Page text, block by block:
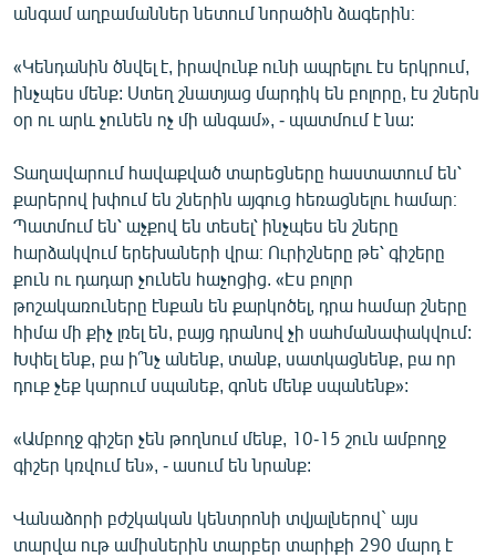
ՓՈԴՔԱՍԹ
Հայերեն
English
ՀԵՏԵՎԵՔ ՄԵԶ
«Ազատության» բոլոր կայքերը
անգամ աղբամաններ նետում նորածին ձագերին։
«Կենդանին ծնվել է, իրավունք ունի ապրելու էս երկրում,
ինչպես մենք: Ստեղ շնատյաց մարդիկ են բոլորը, էս շներն
օր ու արև չունեն ոչ մի անգամ», - պատմում է նա:
Տաղավարում հավաքված տարեցները հաստատում են՝
քարերով խփում են շներին այգուց հեռացնելու համար։
Պատմում են՝ աչքով են տեսել՝ ինչպես են շները
հարձակվում երեխաների վրա։ Ուրիշները թե՝ գիշերը
քուն ու դադար չունեն հաչոցից. «Էս բոլոր
թոշակառուները էնքան են քարկոծել, դրա համար շները
հիմա մի քիչ լռել են, բայց դրանով չի սահմանափակվում:
Խփել ենք, բա ի՞նչ անենք, տանք, սատկացնենք, բա որ
դուք չեք կարում սպանեք, գոնե մենք սպանենք»:
«Ամբողջ գիշեր չեն թողնում մենք, 10-15 շուն ամբողջ
գիշեր կռվում են», - ասում են նրանք:
Վանաձորի բժշկական կենտրոնի տվյալներով` այս
տարվա ութ ամիսներին տարբեր տարիքի 290 մարդ է